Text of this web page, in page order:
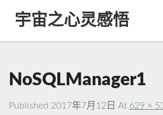
宇宙之心灵感悟
NoSQLManager1
Published 2017年7月12日 At 629 ×